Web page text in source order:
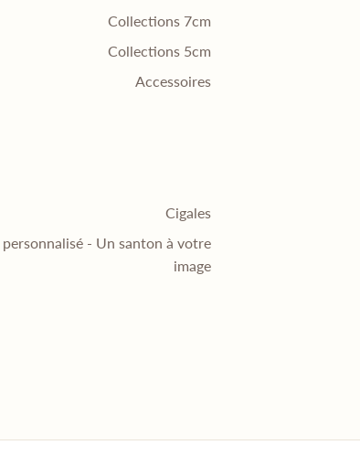
Collections 7cm
Collections 5cm
Accessoires
Cigales
- Un santon à votre
image